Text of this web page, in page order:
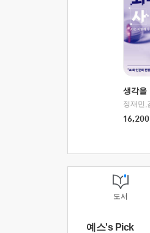
생각을
정재민,
16,200
도서
예스's Pick